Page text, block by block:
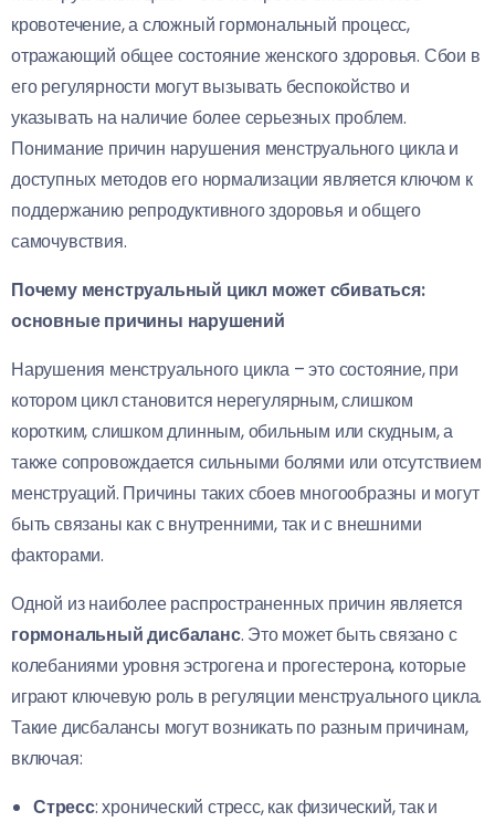
кровотечение, а сложный гормональный процесс,
отражающий общее состояние женского здоровья. Сбои в
его регулярности могут вызывать беспокойство и
указывать на наличие более серьезных проблем.
Понимание причин нарушения менструального цикла и
доступных методов его нормализации является ключом к
поддержанию репродуктивного здоровья и общего
самочувствия.
Почему менструальный цикл может сбиваться:
основные причины нарушений
Нарушения менструального цикла – это состояние, при
котором цикл становится нерегулярным, слишком
коротким, слишком длинным, обильным или скудным, а
также сопровождается сильными болями или отсутствием
менструаций. Причины таких сбоев многообразны и могут
быть связаны как с внутренними, так и с внешними
факторами.
Одной из наиболее распространенных причин является
гормональный дисбаланс. Это может быть связано с
колебаниями уровня эстрогена и прогестерона, которые
играют ключевую роль в регуляции менструального цикла.
Такие дисбалансы могут возникать по разным причинам,
включая:
Стресс: хронический стресс, как физический, так и